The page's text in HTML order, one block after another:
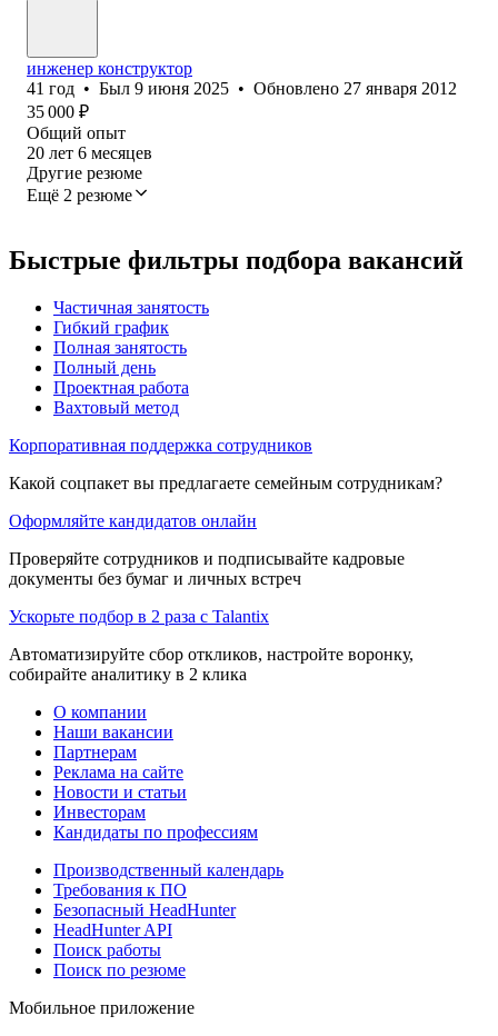
инженер конструктор
41 год • Был 9 июня 2025 • Обновлено 27 января 2012
35 000 ₽
Общий опыт
20 лет 6 месяцев
Другие резюме
Ещё 2 резюме
Быстрые фильтры подбора вакансий
Частичная занятость
Гибкий график
Полная занятость
Полный день
Проектная работа
Вахтовый метод
Корпоративная поддержка сотрудников
Какой соцпакет вы предлагаете семейным сотрудникам?
Оформляйте кандидатов онлайн
Проверяйте сотрудников и подписывайте кадровые
документы без бумаг и личных встреч
Ускорьте подбор в 2 раза с Talantix
Автоматизируйте сбор откликов, настройте воронку,
собирайте аналитику в 2 клика
О компании
Наши вакансии
Партнерам
Реклама на сайте
Новости и статьи
Инвесторам
Кандидаты по профессиям
Производственный календарь
Требования к ПО
Безопасный HeadHunter
HeadHunter API
Поиск работы
Поиск по резюме
Мобильное приложение